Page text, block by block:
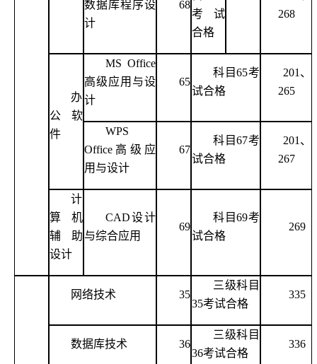
数据库程序设
计
68
考试
合格
268
办
公软
件
MS Office
高级应用与设
计
65
科目65考
试合格
201、
265
WPS
Office高级应
用与设计
67
科目67考
试合格
201、
267
计
算机
辅助
设计
CAD设计
与综合应用
69
科目69考
试合格
269
网络技术 35
三级科目
35考试合格
335
数据库技术 36
三级科目
36考试合格
336